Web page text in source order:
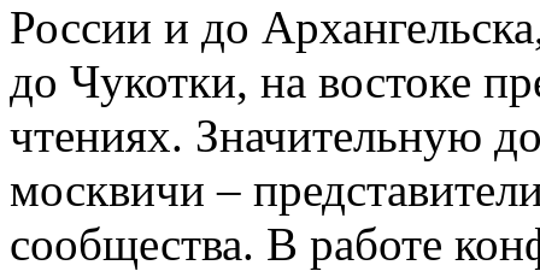
России и до
до Чукотки, на востоке
чтениях. Значительную
москвичи –
сообщества. В работе